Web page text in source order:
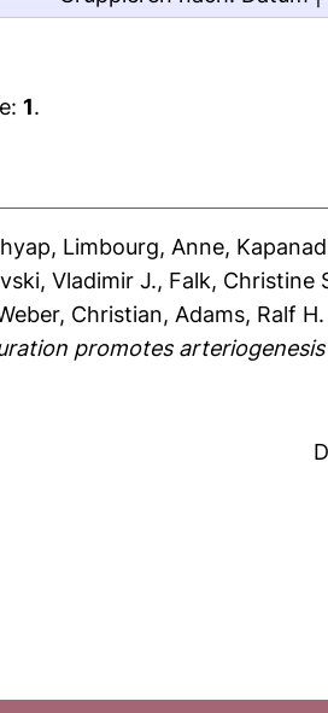
1.
, Limbourg, Anne,
Vladimir J., Falk, Christine
Christian, Adams, Ralf H.
promotes